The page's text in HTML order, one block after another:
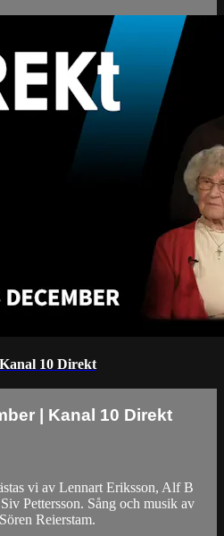
10 Direkt
| Kanal 10 Direkt
vi av Lennart Eriksson, Alf B
Pettersson. Sång och musik av
Reierstam.